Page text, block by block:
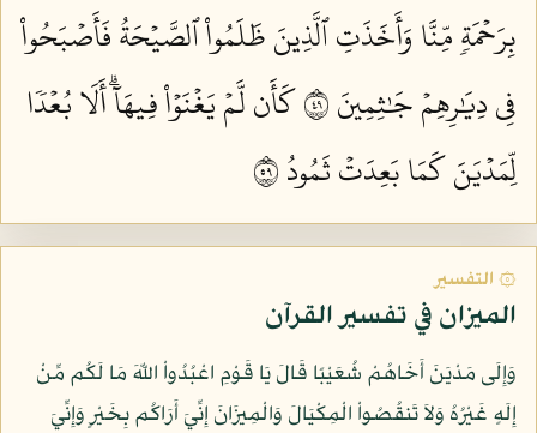
بِرَحۡمَةٖ مِّنَّا وَأَخَذَتِ ٱلَّذِينَ ظَلَمُواْ ٱلصَّيۡحَةُ فَأَصۡبَحُواْ
فِي دِيَٰرِهِمۡ جَٰثِمِينَ ٩٤
كَأَن لَّمۡ يَغۡنَوۡاْ فِيهَآۗ أَلَا بُعۡدٗا
لِّمَدۡيَنَ كَمَا بَعِدَتۡ ثَمُودُ ٩٥
۞ التفسير
الميزان في تفسير القرآن
وَإِلَى مَدْيَنَ أَخَاهُمْ شُعَيْبًا قَالَ يَا قَوْمِ اعْبُدُواْ اللّهَ مَا لَكُم مِّنْ
إِلَهٍ غَيْرُهُ وَلاَ تَنقُصُواْ الْمِكْيَالَ وَالْمِيزَانَ إِنِّيَ أَرَاكُم بِخَيْرٍ وَإِنِّيَ